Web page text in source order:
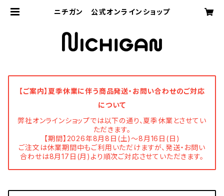
ニチガン 公式オンラインショップ
【ご案内】夏季休業に伴う商品発送・お問い合わせのご対応
について
弊社オンラインショップでは以下の通り、夏季休業とさせてい
ただきます。
【期間】2026年8月8日(土)～8月16日(日)
ご注文は休業期間中もご利用いただけますが、発送・お問い
合わせは8月17日(月)より順次ご対応させていただきます。